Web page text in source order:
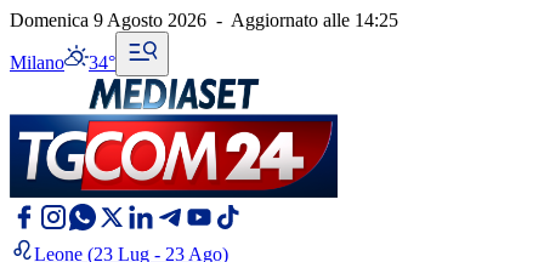
Domenica 9 Agosto 2026 - Aggiornato alle 14:25
Milano 34°
Leone (23 Lug - 23 Ago)